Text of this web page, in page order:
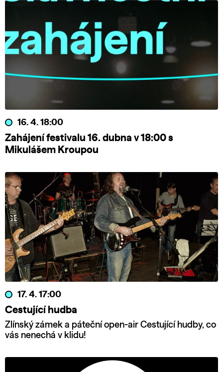
16. 4. 18:00
Zahájení festivalu 16. dubna v 18:00 s
Mikulášem Kroupou
17. 4. 17:00
Cestující hudba
Zlínský zámek a páteční open-air Cestující hudby, co
vás nenechá v klidu!